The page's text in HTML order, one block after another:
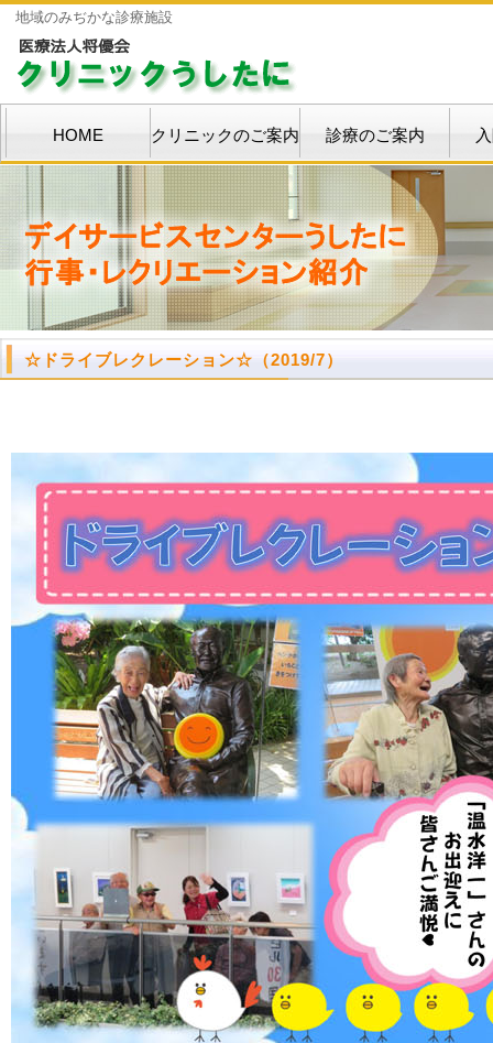
地域のみぢかな診療施設
HOME クリニックのご案内 診療のご案内
☆ドライブレクレーション☆ （2019/7）